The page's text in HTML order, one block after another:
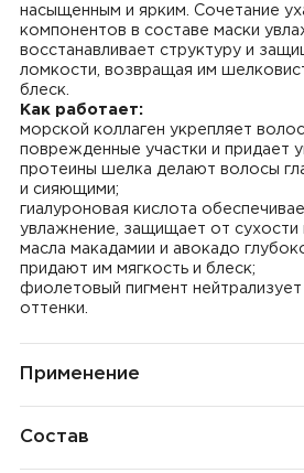
насыщенным и ярким. Сочетание
компонентов в составе маски
восстанавливает структуру и
ломкости, возвращая им
блеск.
Как работает:
морской коллаген укрепляет
поврежденные участки и придает
протеины шелка делают волосы
и сияющими;
гиалуроновая кислота
увлажнение, защищает от сухости
масла макадамии и авокадо
придают им мягкость и блеск;
фиолетовый пигмент
оттенки.
Применение
Состав